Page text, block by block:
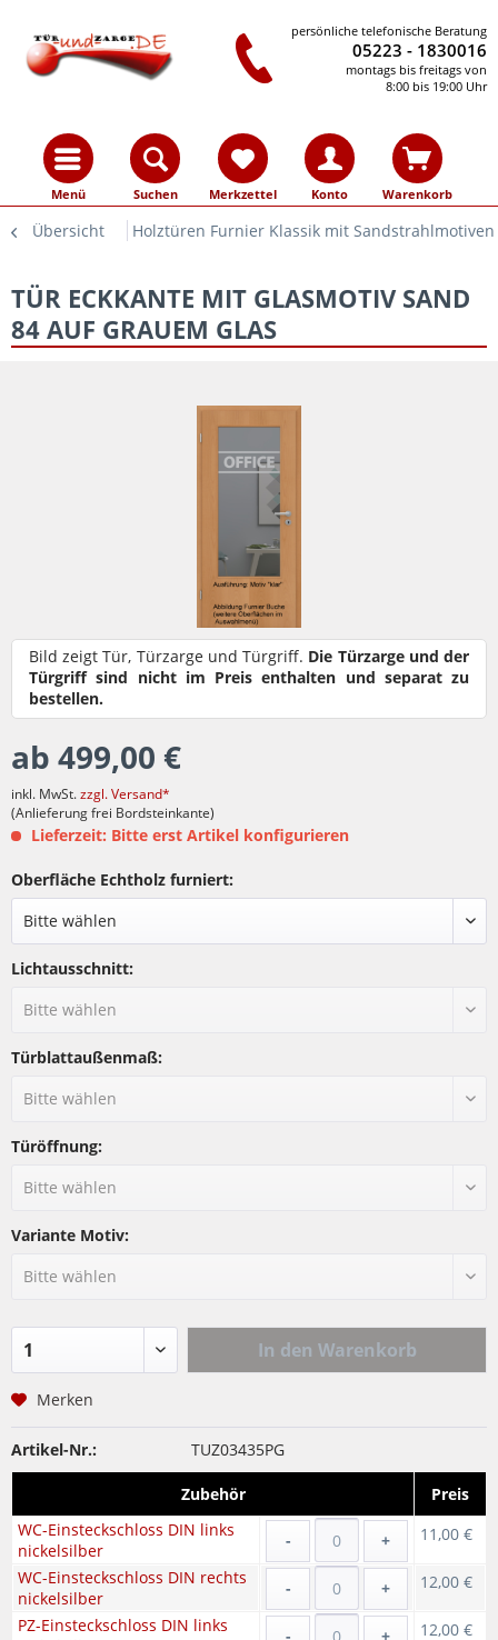
persönliche telefonische Beratung
05223 - 1830016
montags bis freitags von
8:00 bis 19:00 Uhr
Menü Suchen Merkzettel Konto Warenkorb
Übersicht Holztüren Furnier Klassik mit Sandstrahlmotiven
TÜR ECKKANTE MIT GLASMOTIV SAND
84 AUF GRAUEM GLAS
Bild zeigt Tür, Türzarge und Türgriff. Die Türzarge und der
Türgriff sind nicht im Preis enthalten und separat zu
bestellen.
ab 499,00 €
inkl. MwSt.zzgl. Versand*
(Anlieferung frei Bordsteinkante)
Lieferzeit: Bitte erst Artikel konfigurieren
Oberfläche Echtholz furniert:
Lichtausschnitt:
Türblattaußenmaß:
Türöffnung:
Variante Motiv:
In den Warenkorb
Merken
Artikel-Nr.: TUZ03435PG
Zubehör
Preis
WC-Einsteckschloss DIN links
nickelsilber
- + 11,00 €
WC-Einsteckschloss DIN rechts
nickelsilber
- + 12,00 €
PZ-Einsteckschloss DIN links
12,00 €